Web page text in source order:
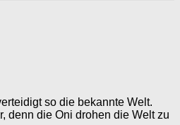
so die bekannte Welt.
denn die Oni drohen die Welt zu